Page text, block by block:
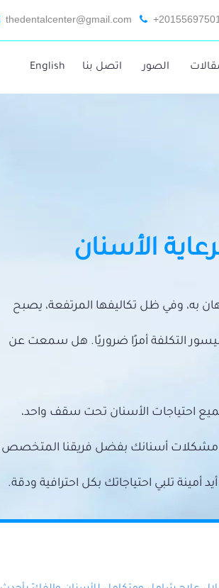
thedentalcenter@gmail.com
الصور اتصل بنا English
الأسنان
به، وفي ظل تكاليفها المرتفعة، يصبح
التكلفة أمرًا ضروريًا. هل سمعت عن
احتياجات الأسنان تحت سقف واحد،
مشكلات أسنانك بفضل فريقنا المتخصص
تلبي احتياجاتك بكل احترافية ودقة.